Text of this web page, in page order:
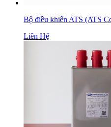
Bộ điều khiển ATS (ATS
Liên Hệ